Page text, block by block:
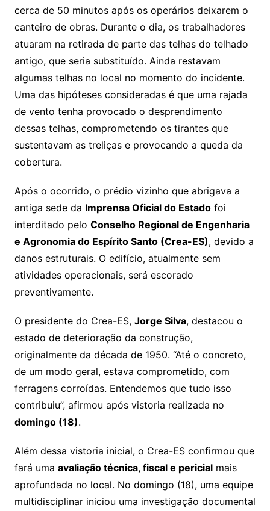
cerca de 50 minutos após os operários deixarem o
canteiro de obras. Durante o dia, os trabalhadores
atuaram na retirada de parte das telhas do telhado
antigo, que seria substituído. Ainda restavam
algumas telhas no local no momento do incidente.
Uma das hipóteses consideradas é que uma rajada
de vento tenha provocado o desprendimento
dessas telhas, comprometendo os tirantes que
sustentavam as treliças e provocando a queda da
cobertura.
Após o ocorrido, o prédio vizinho que abrigava a
antiga sede da Imprensa Oficial do Estadofoi
interditado pelo Conselho Regional de Engenharia
e Agronomia do Espírito Santo (Crea-ES), devido a
danos estruturais. O edifício, atualmente sem
atividades operacionais, será escorado
preventivamente.
O presidente do Crea-ES, Jorge Silva, destacou o
estado de deterioração da construção,
originalmente da década de 1950. “Até o concreto,
de um modo geral, estava comprometido, com
ferragens corroídas. Entendemos que tudo isso
contribuiu”, afirmou após vistoria realizada no
domingo (18).
Além dessa vistoria inicial, o Crea-ES confirmou que
fará uma avaliação técnica, fiscal e pericialmais
aprofundada no local. No domingo (18), uma equipe
multidisciplinar iniciou uma investigação documental